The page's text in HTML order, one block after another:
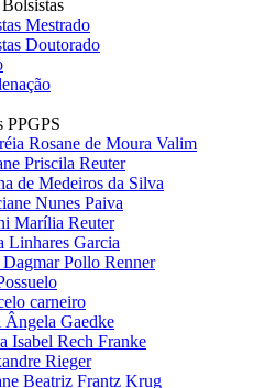
Mestrado
Doutorado
PPGPS
Rosane de Moura Valim
Priscila Reuter
de Medeiros da Silva
Nunes Paiva
Marília Reuter
Linhares Garcia
Dagmar Pollo Renner
carneiro
Ângela Gaedke
Isabel Rech Franke
Rieger
Beatriz Frantz Krug